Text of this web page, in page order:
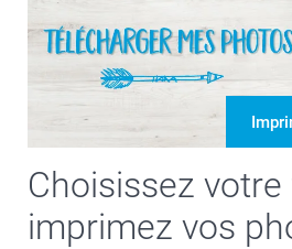
Choisissez
imprimez vos